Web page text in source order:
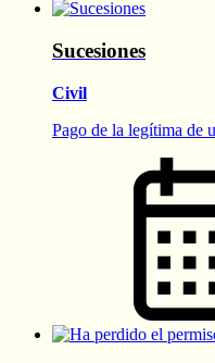
Sucesiones
Civil
Pago de la legítima de